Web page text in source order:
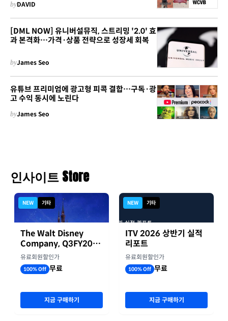
byDAVID
[DML NOW] 유니버설뮤직, 스트리밍 '2.0' 효
과 본격화…가격·상품 전략으로 성장세 회복
byJames Seo
유튜브 프리미엄에 광고형 피콕 결합…구독·광
고 수익 동시에 노린다
byJames Seo
인사이트 Store
NEW 기타
The Walt Disney
Company, Q3FY2026
실적자료
유료회원할인가
100% Off 무료
지금 구매하기
NEW 기타
ITV 2026 상반기 실적
리포트
유료회원할인가
100% Off 무료
지금 구매하기